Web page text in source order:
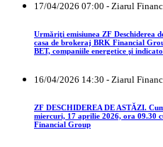
17/04/2026 07:00 - Ziarul
Urmăriţi emisiunea ZF Deschiderea
casa de brokeraj BRK Financial
BET, companiile energetice şi
16/04/2026 14:30 - Ziarul
ZF DESCHIDEREA DE ASTĂZI.
miercuri, 17 aprilie 2026, ora 09.30
Financial Group